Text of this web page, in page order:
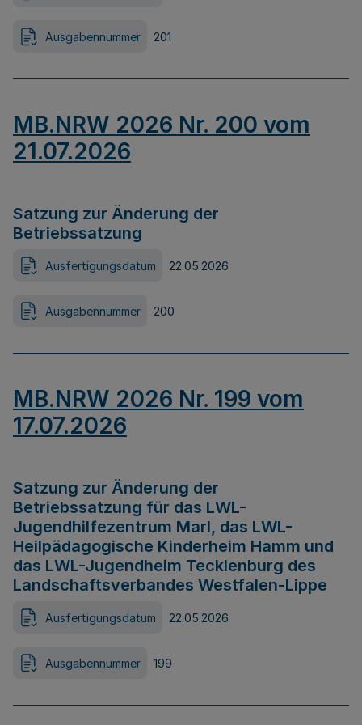
Ausgabennummer 201
MB.NRW 2026 Nr. 200 vom
21.07.2026
Satzung zur Änderung der
Betriebssatzung
Ausfertigungsdatum 22.05.2026
Ausgabennummer 200
MB.NRW 2026 Nr. 199 vom
17.07.2026
Satzung zur Änderung der
Betriebssatzung für das LWL-
Jugendhilfezentrum Marl, das LWL-
Heilpädagogische Kinderheim Hamm und
das LWL-Jugendheim Tecklenburg des
Landschaftsverbandes Westfalen-Lippe
Ausfertigungsdatum 22.05.2026
Ausgabennummer 199